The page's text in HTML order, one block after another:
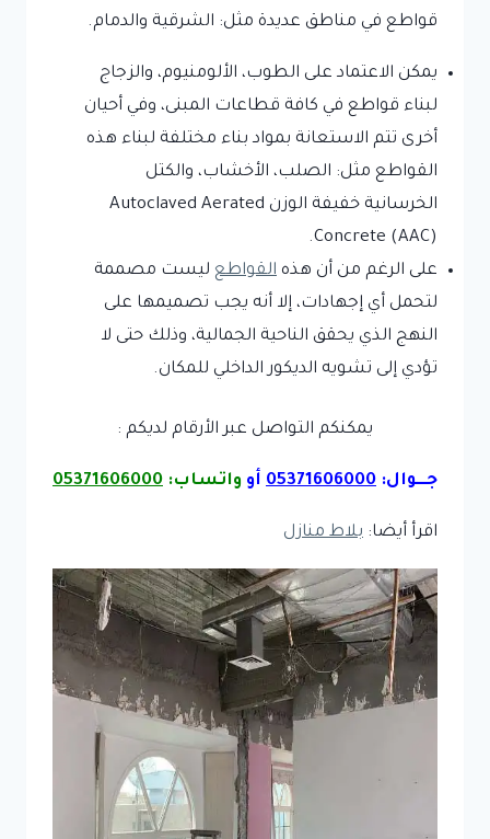
قواطع في مناطق عديدة مثل: الشرقية والدمام.
يمكن الاعتماد على الطوب، الألومنيوم، والزجاج
لبناء قواطع في كافة قطاعات المبنى، وفي أحيان
أخرى تتم الاستعانة بمواد بناء مختلفة لبناء هذه
القواطع مثل: الصلب، الأخشاب، والكتل
الخرسانية خفيفة الوزن Autoclaved Aerated
Concrete (AAC).
على الرغم من أن هذه القواطع ليست مصممة
لتحمل أي إجهادات، إلا أنه يجب تصميمها على
النهج الذي يحقق الناحية الجمالية، وذلك حتى لا
تؤدي إلى تشويه الديكور الداخلي للمكان.
يمكنكم التواصل عبر الأرقام لديكم :
جـــوال: 05371606000 أو واتساب: 05371606000
اقرأ أيضا: بلاط منازل